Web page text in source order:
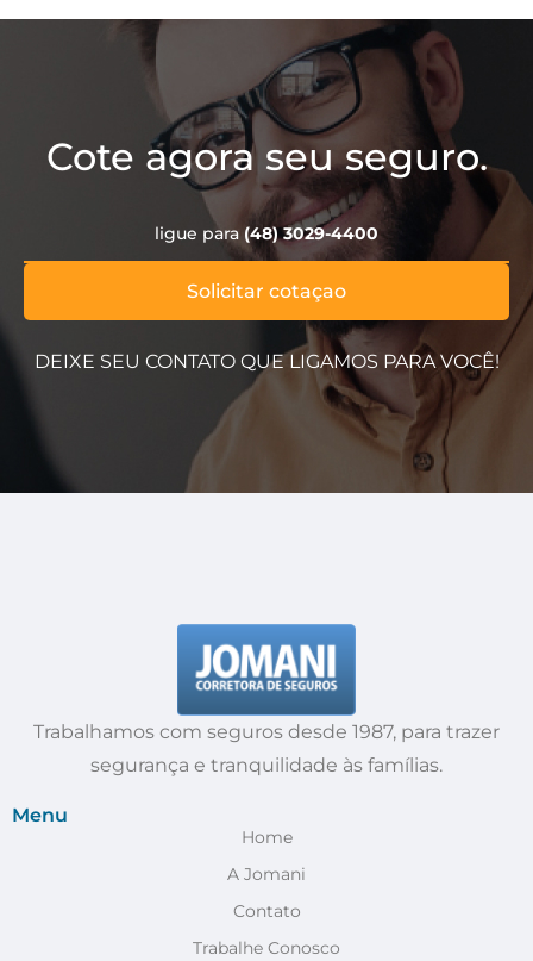
Cote agora seu seguro.
Solicitar cotaçao
ligue para (48) 3029-4400
DEIXE SEU CONTATO QUE LIGAMOS PARA VOCÊ!
Trabalhamos com seguros desde 1987, para trazer
segurança e tranquilidade às famílias.
Menu
Home
A Jomani
Contato
Trabalhe Conosco